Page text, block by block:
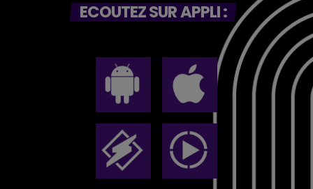
ECOUTEZ SUR APPLI :